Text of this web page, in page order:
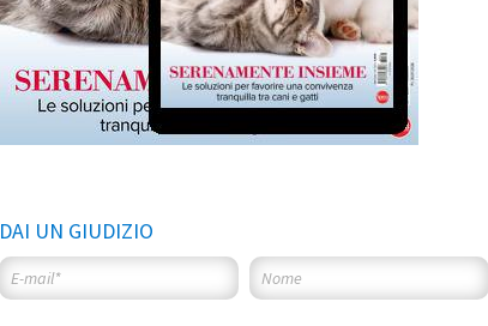
DAI UN GIUDIZIO